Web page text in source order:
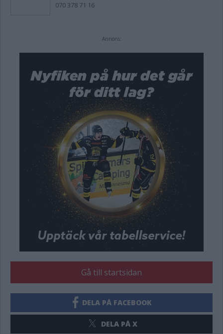
070 378 71 16
Annons:
Gå till startsidan
DELA PÅ FACEBOOK
DELA PÅ X